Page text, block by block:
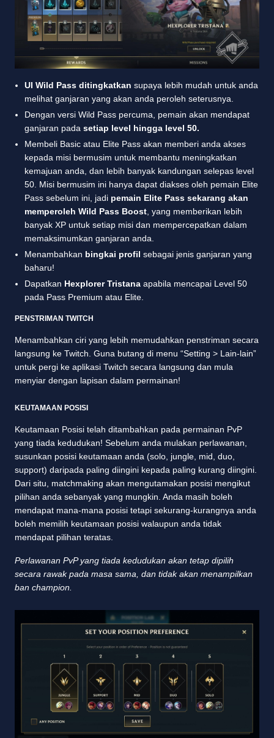
UI Wild Pass ditingkatkan supaya lebih mudah untuk anda
melihat ganjaran yang akan anda peroleh seterusnya.
Dengan versi Wild Pass percuma, pemain akan mendapat
ganjaran pada setiap level hingga level 50.
Membeli Basic atau Elite Pass akan memberi anda akses
kepada misi bermusim untuk membantu meningkatkan
kemajuan anda, dan lebih banyak kandungan selepas level
50. Misi bermusim ini hanya dapat diakses oleh pemain Elite
Pass sebelum ini, jadi pemain Elite Pass sekarang akan
memperoleh Wild Pass Boost , yang memberikan lebih
banyak XP untuk setiap misi dan mempercepatkan dalam
memaksimumkan ganjaran anda.
Menambahkan bingkai profil sebagai jenis ganjaran yang
baharu!
Dapatkan Hexplorer Tristana apabila mencapai Level 50
pada Pass Premium atau Elite.
PENSTRIMAN TWITCH
Menambahkan ciri yang lebih memudahkan penstriman secara
langsung ke Twitch. Guna butang di menu “Setting > Lain-lain”
untuk pergi ke aplikasi Twitch secara langsung dan mula
menyiar dengan lapisan dalam permainan!
KEUTAMAAN POSISI
Keutamaan Posisi telah ditambahkan pada permainan PvP
yang tiada kedudukan! Sebelum anda mulakan perlawanan,
susunkan posisi keutamaan anda (solo, jungle, mid, duo,
support) daripada paling diingini kepada paling kurang diingini.
Dari situ, matchmaking akan mengutamakan posisi mengikut
pilihan anda sebanyak yang mungkin. Anda masih boleh
mendapat mana-mana posisi tetapi sekurang-kurangnya anda
boleh memilih keutamaan posisi walaupun anda tidak
mendapat pilihan teratas.
Perlawanan PvP yang tiada kedudukan akan tetap dipilih
secara rawak pada masa sama, dan tidak akan menampilkan
ban champion.